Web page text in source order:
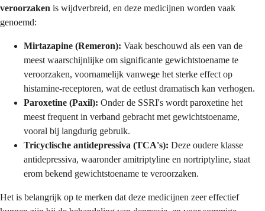
veroorzaken is wijdverbreid, en deze medicijnen worden vaak
genoemd:
Mirtazapine (Remeron): Vaak beschouwd als een van de
meest waarschijnlijke om significante gewichtstoename te
veroorzaken, voornamelijk vanwege het sterke effect op
histamine-receptoren, wat de eetlust dramatisch kan verhogen.
Paroxetine (Paxil): Onder de SSRI's wordt paroxetine het
meest frequent in verband gebracht met gewichtstoename,
vooral bij langdurig gebruik.
Tricyclische antidepressiva (TCA's): Deze oudere klasse
antidepressiva, waaronder amitriptyline en nortriptyline, staat
erom bekend gewichtstoename te veroorzaken.
Het is belangrijk op te merken dat deze medicijnen zeer effectief